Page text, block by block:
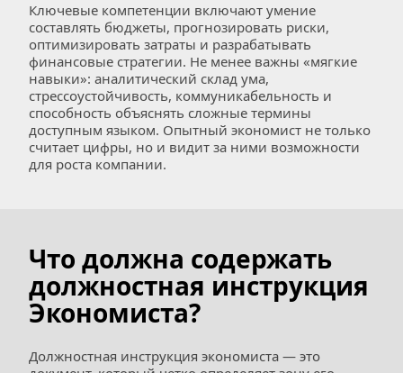
Ключевые компетенции включают умение
составлять бюджеты, прогнозировать риски,
оптимизировать затраты и разрабатывать
финансовые стратегии. Не менее важны «мягкие
навыки»: аналитический склад ума,
стрессоустойчивость, коммуникабельность и
способность объяснять сложные термины
доступным языком. Опытный экономист не только
считает цифры, но и видит за ними возможности
для роста компании.
Что должна содержать
должностная инструкция
Экономиста?
Должностная инструкция экономиста — это